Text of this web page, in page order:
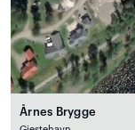
Årnes Brygge